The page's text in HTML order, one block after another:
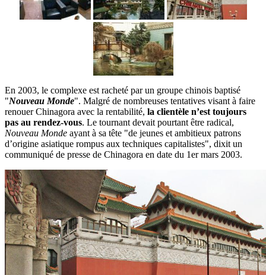
En 2003, le complexe est racheté par un groupe chinois baptisé
"Nouveau Monde". Malgré de nombreuses tentatives visant à faire
renouer Chinagora avec la rentabilité, la clientèle n’est toujours
pas au rendez-vous. Le tournant devait pourtant être radical,
Nouveau Monde ayant à sa tête "de jeunes et ambitieux patrons
d’origine asiatique rompus aux techniques capitalistes", dixit un
communiqué de presse de Chinagora en date du 1er mars 2003.